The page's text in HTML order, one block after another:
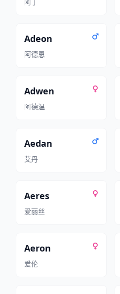
Adeon
阿德恩
Adwen
阿德温
Aedan
艾丹
Aeres
爱丽丝
Aeron
爱伦